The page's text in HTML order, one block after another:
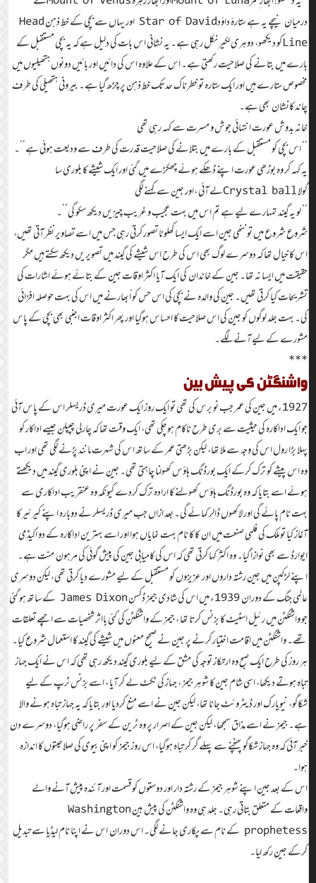
درمیان نیچے یہ ہے ستارۂ داؤدStar of David اور یہاں سے بچی کے خطِ ذہن Head
Lineکو دیکھو، دوہری لکیر نکل رہی ہے۔ یہ نشانی اس بات کی دلیل ہے کہ یہ بچی مستقبل کے
بارے میں بتانے کی صلاحیت رکھتی ہے۔ اس کے علاوہ اس کی دائیں اور بائیں دونوں ہتھیلیوں میں
مخصوص ستارے ہیں اور ایک ستارہ تو خطرناک حد تک خطِ ذہن پر چڑھ گیا ہے۔ بیرونی ہتھیلی کی طرف
چاند کانشان بھی ہے۔
خانہ بدوش عورت انتہائی جوش و مسرت سے کہہ رہی تھی
‘‘ اس بچی کو مستقبل کے بارے میں بتلانے کی صلاحیت قدرت کی طرف سے ودیعت ہوئی ہے’’۔
یہ کہہ کر وہ بوڑھی عورت اپنے ڈھکے ہوئے چھکڑے میں گئی اور ایک شیشے کا بلوری سا
گولا Crystal ballلے آئی ،اور جین سے کہنے لگی
‘‘ لو یہ گیند تمہارے لیے ہے تم اس میں بہت عجیب و غریب چیزیں دیکھ سکو گی’’۔
شروع شروع میں تو ننھی جین اسے ایک ایسا کھلونا تصور کرتی رہی جس میں اسے تصاویر نظر آتی تھیں،
اس کا خیال تھا کہ دوسرے لوگ بھی اس کی طرح اس شیشے کی گیند میں تصویریں دیکھ سکتے ہیں مگر
حقیقت میں ایسا نہ تھا۔ جین کے خاندان کی ایک آیا اکثر اوقات جین کے بتائے ہوئے اشارات کی
تشریحات کیا کرتی تھیں۔ جین کی والدہ نے بچی کی اس حس کو اُبھارنے میں اس کی بہت حوصلہ افزائی
کی۔ بہت جلد لوگوں کو جین کی اس صلاحیت کا احساس ہوگیا اور پھر اکثر اوقات اجنبی بھی بچی کے پاس
مشورے کے لیے آنے لگے۔
***
واشنگٹن کی پیش بین
1927ء میں جین کی عمر جب نو برس کی تھی تو ایک روز ایک عورت میری ڈریسلر اس کے پاس آئی
جو ایک اداکارہ کی حیثیت سے بری طرح ناکام ہوچکی تھی، ایک وقت تھا کہ چارلی چپپلن جیسے اداکار کو
پہلا بڑا رول اس کی وجہ سے ملا تھا، لیکن بڑھتی عمر کے ساتھ اس کی شہرت مانند پڑنے لگی تھی اور اب
وہ اس پیشے کو ترک کرکے ایک بورڈنگ ہاؤس کھولنا چاہتی تھی۔ جین نے اپنی بلوری گیند میں دیکھتے
ہوئے اسے بتایا کہ وہ بورڈنگ ہاؤس کھولنے کا ارادہ ترک کردے کیونکہ وہ عنقریب اداکاری سے
بہت نام پائے گی اور لاکھوں ڈالر کمائے گی۔ بعد ازاں جب میری ڈریسلر نے دوبارہ اپنے کیرئیر کا
آغاز کیا تو ملک کی فلمی صنعت میں ان کا کا نام بہت نمایاں ہوا اور اسے بہترین اداکارہ کے دو اکیڈمی
ایوارڈ سے بھی نوازا گیا۔ وہ اکثر کہا کرتی تھی کہ اس کی کامیابی جین کی پیش گوئی کی مرہون منت ہے۔
اپنے لڑکپن میں جین رشتہ داروں اور عزیزوں کو مستقبل کے لیے مشورے دیا کرتی تھی، لیکن دوسری
عالمی جنگ کے دوران 1939ء میں اس کی شادی جیمز ڈکسن James Dixon کے ساتھ ہو گئی
جو واشنگٹن میں رئیل اسٹیٹ کا بزنس کرتا تھا ، جیمز کے واشنگٹن کی کئی بااثر شخصیات سے اچھے تعلقات
تھے۔ واشنگٹن میں اقامت اختیار کرنے پر جین نے صحیح معنوں میں شیشے کی گیند کا استعمال شروع کیا۔
ہر روز کی طرح ایک صبح وہ ارتکاز توجہ کی مشق کے لیے بلوری گیند دیکھ رہی تھی کہ اس نے ایک جہاز
تباہ ہوتے دیکھا، اسی شام جین کا شوہر جیمز ، جہاز کی ٹکٹ لے کر آیا ، اسے بزنس ٹرپ کے لیے
شکاگو، نیویارک اور ڈیٹروئٹ جانا تھا، لیکن جین نے اسے منع کردیا اور بتایا کہ یہ جہاز تباہ ہونے والا
ہے۔ جیمز نے اسے مذاق سمجھا، لیکن جین کے اصرار پر وہ ٹرین کے سفر پر راضی ہوگیا، دوسرے دن
خبر آئی کہ وہ جہاز شکاگو پہنچنے سے پہلے گر کر تباہ ہوگیا، اس روز جیمز کو اپنی بیوی کی صلاحیتوں کا اندازہ
ہوا۔
اس کے بعد جین اپنے شوہر جیمز کے رشتہ دار اور دوستوں کو قسمت اور آئندہ پیش آنے والے
واقعات کے متعلق بتاتی رہی۔ جلد ہی وہ واشنگٹن کی پیش بین Washington
prophetess کے نام سے پکاری جانے لگی۔ اس دوران اس نے اپنا نام لیڈیا سے تبدیل
کرکے جین رکھ لیا۔